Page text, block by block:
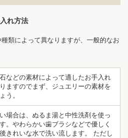
れ方法
類によって異なりますが、一般的なお
などの素材によって適したお手入れ
ますのでまず、ジュエリーの素材を
う。
場合は、ぬるま湯と中性洗剤を使っ
。やわらかい歯ブラシなどで優しく
きれいな水で洗い流します。 ただし